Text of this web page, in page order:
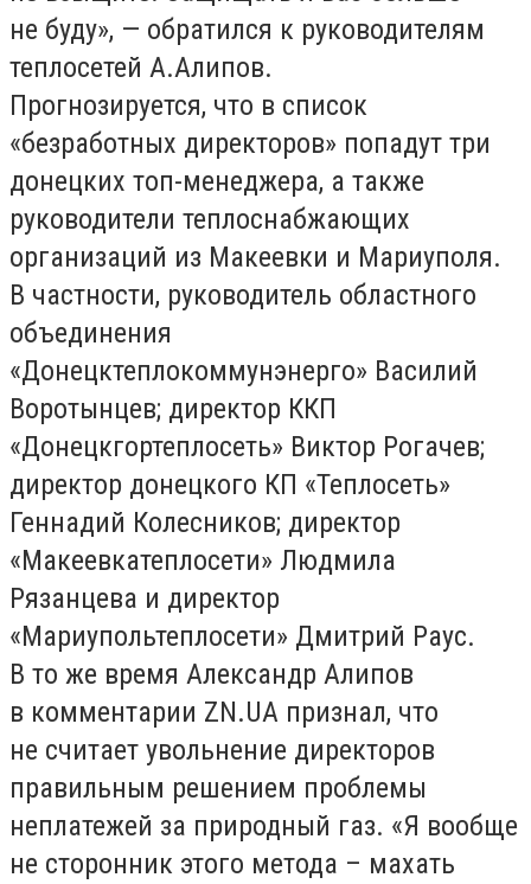
не буду», — обратился к руководителям
теплосетей А.Алипов.
Прогнозируется, что в список
«безработных директоров» попадут три
донецких топ-менеджера, а также
руководители теплоснабжающих
организаций из Макеевки и Мариуполя.
В частности, руководитель областного
объединения
«Донецктеплокоммунэнерго» Василий
Воротынцев; директор ККП
«Донецкгортеплосеть» Виктор Рогачев;
директор донецкого КП «Теплосеть»
Геннадий Колесников; директор
«Макеевкатеплосети» Людмила
Рязанцева и директор
«Мариупольтеплосети» Дмитрий Раус.
В то же время Александр Алипов
в комментарии ZN.UA признал, что
не считает увольнение директоров
правильным решением проблемы
неплатежей за природный газ. «Я вообще
не сторонник этого метода – махать